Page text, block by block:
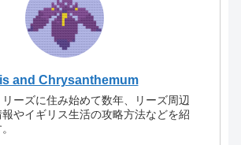
and Chrysanthemum
ーズに住み始めて数年、リーズ周辺
やイギリス生活の攻略方法などを紹